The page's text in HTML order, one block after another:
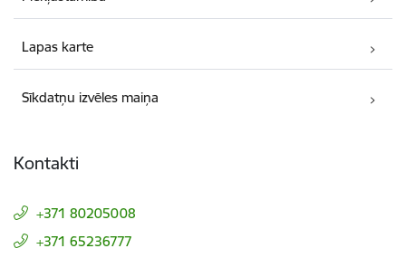
Lapas karte
Sīkdatņu izvēles maiņa
Kontakti
+371 80205008
+371 65236777